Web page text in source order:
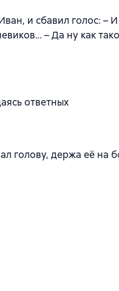
и сбавил голос: –
– Да ну как
ответных
голову, держа её на